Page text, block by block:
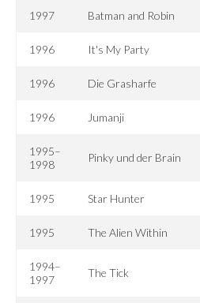
1997 Batman and Robin
1996 It's My Party
1996 Die Grasharfe
1996 Jumanji
1995–
1998
Pinky und der Brain
1995 Star Hunter
1995 The Alien Within
1994–
1997
The Tick